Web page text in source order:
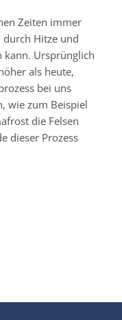
Zeiten immer
durch Hitze und
kann. Ursprünglich
als heute,
bei uns
wie zum Beispiel
die Felsen
dieser Prozess